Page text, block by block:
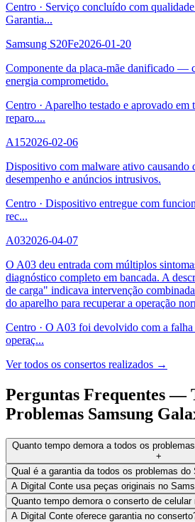
Centro · Serviço concluído com
Garantia...
Samsung S20Fe2026-01-20
Componente da placa-mãe danificado —
energia comprometido.
Centro · Aparelho testado e aprovado em
reparo....
A152026-02-06
Dispositivo com malware ativo causando
desempenho e anúncios intrusivos.
Centro · Dispositivo entregue com
rec...
A032026-04-07
O A03 deu entrada com múltiplos
diagnóstico completo em bancada. A
de carga" indicava intervenção
do aparelho para recuperar a operação
Centro · O A03 foi devolvido com a
operaç...
Ver todos os consertos realizados →
Perguntas Frequentes —
Problemas Samsung
Quanto tempo demora a todos os
+
Qual é a garantia da todos os problemas
A Digital Conte usa peças originais no
Quanto tempo demora o conserto de celular
A Digital Conte oferece garantia no